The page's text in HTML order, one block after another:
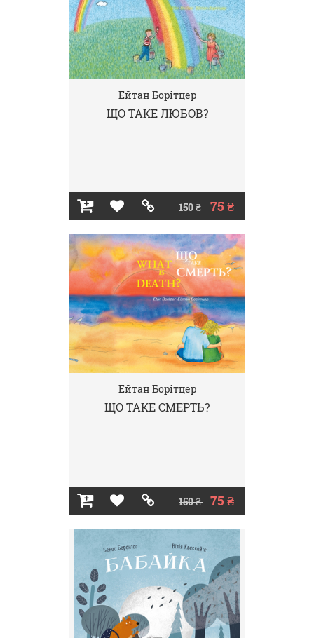
Ейтан Борітцер
ЩО ТАКЕ ЛЮБОВ?
150 ₴ 75 ₴
Ейтан Борітцер
ЩО ТАКЕ СМЕРТЬ?
150 ₴ 75 ₴